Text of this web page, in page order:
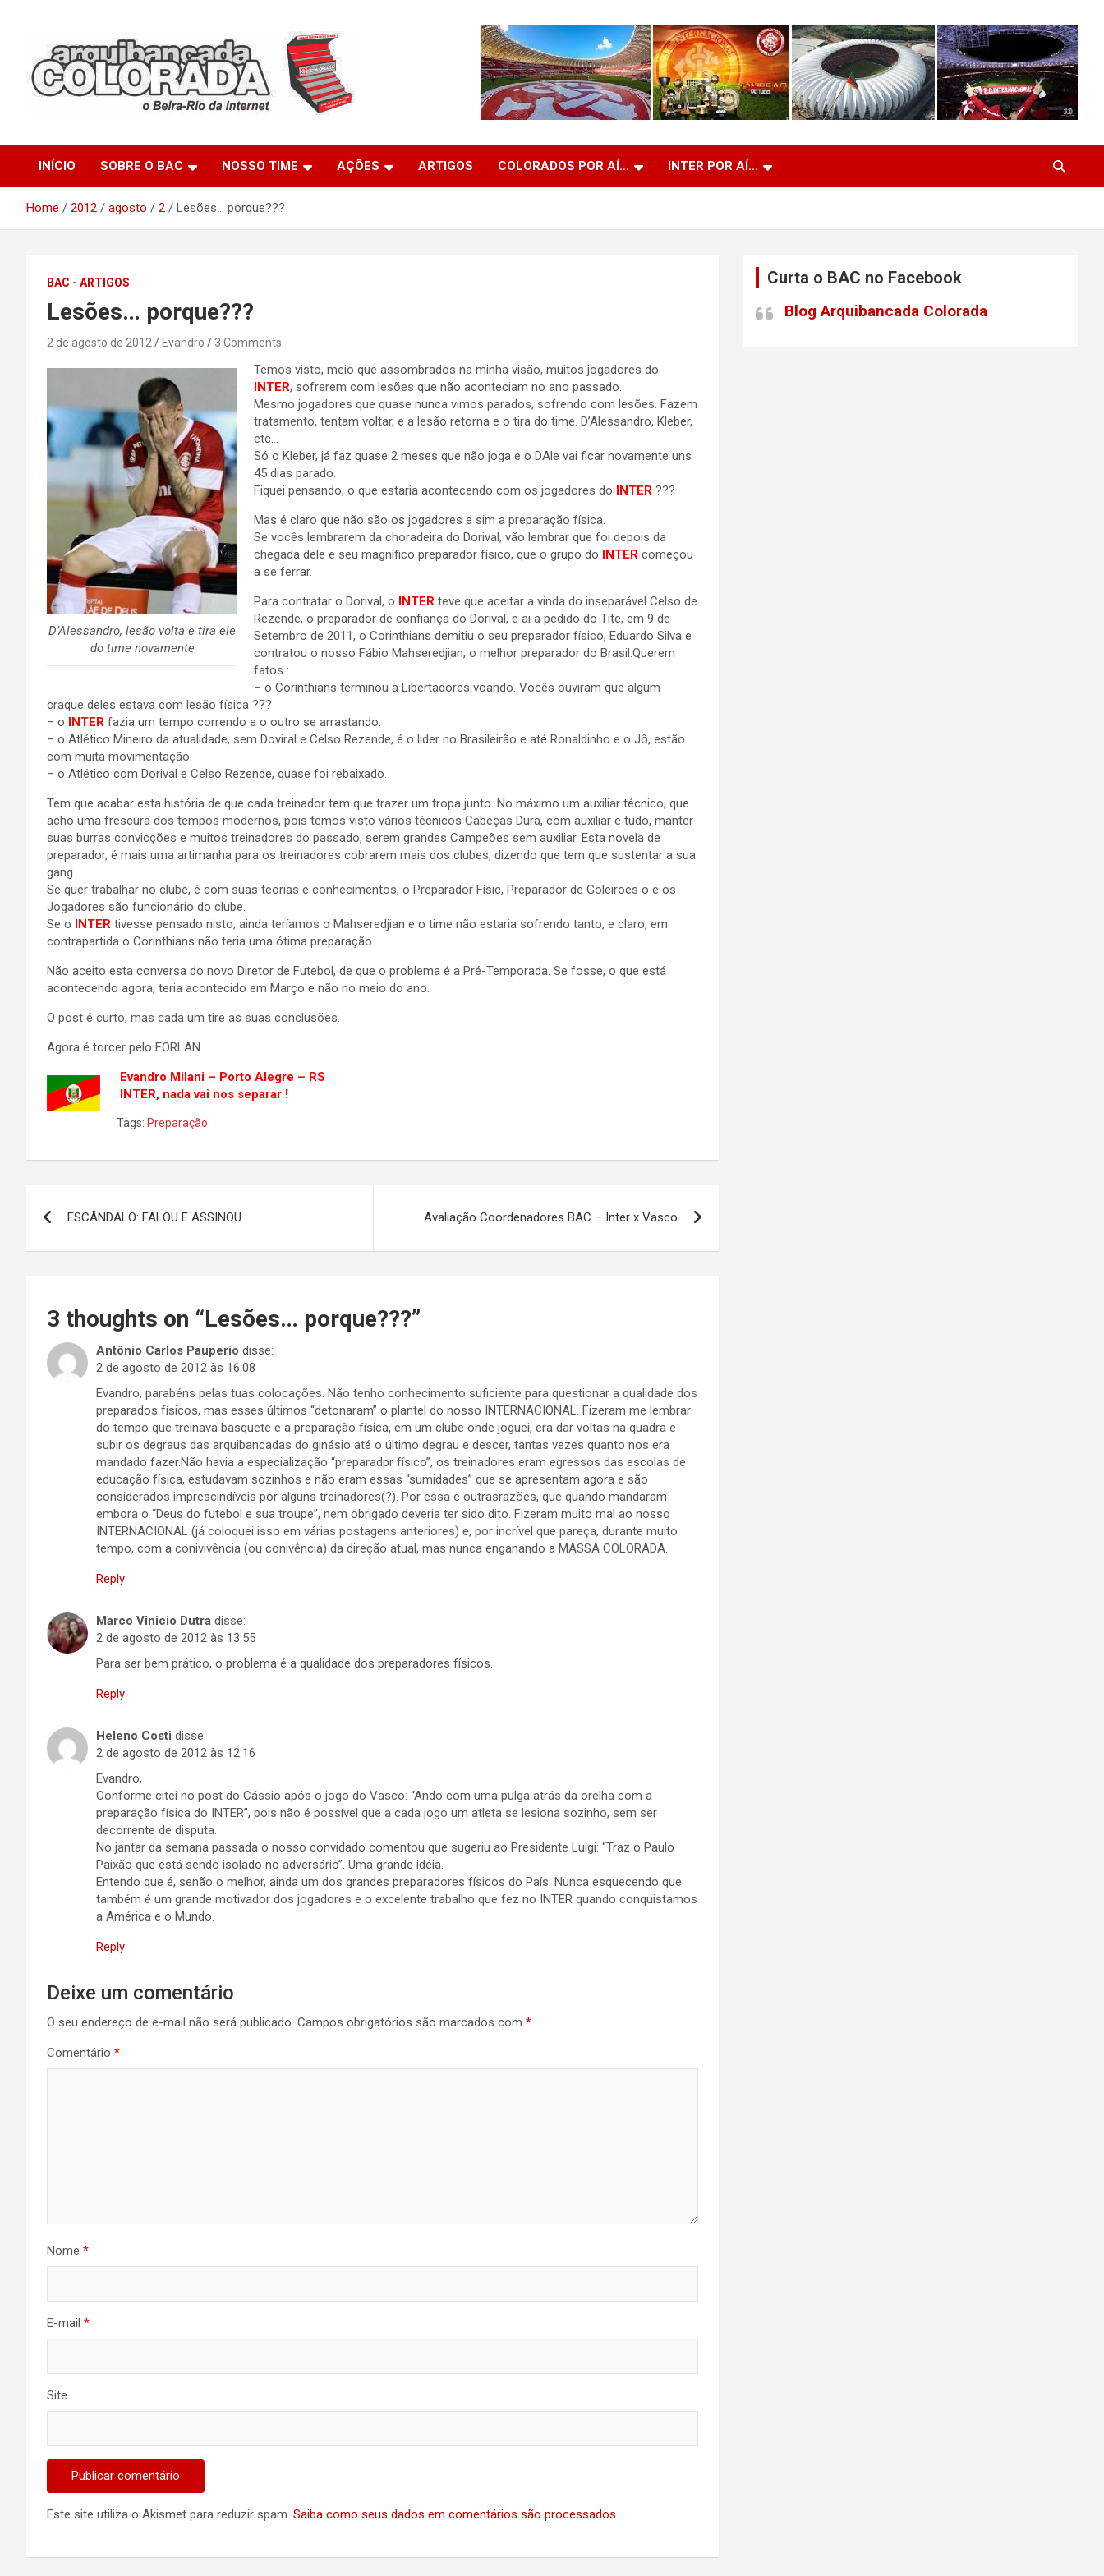
Arquibancada Colorada
INÍCIO SOBRE O BAC NOSSO TIME AÇÕES ARTIGOS COLORADOS POR AÍ… INTER POR AÍ…
Home 2012 agosto 2 Lesões… porque???
BAC - ARTIGOS
Lesões… porque???
2 de agosto de 2012 Evandro 3 Comments
D’Alessandro, lesão volta e tira ele
do time novamente
Temos visto, meio que assombrados na minha visão, muitos jogadores do
INTER, sofrerem com lesões que não aconteciam no ano passado.
Mesmo jogadores que quase nunca vimos parados, sofrendo com lesões. Fazem
tratamento, tentam voltar, e a lesão retorna e o tira do time. D’Alessandro, Kleber,
etc…
Só o Kleber, já faz quase 2 meses que não joga e o DAle vai ficar novamente uns
45 dias parado.
Fiquei pensando, o que estaria acontecendo com os jogadores do INTER ???
Mas é claro que não são os jogadores e sim a preparação física.
Se vocês lembrarem da choradeira do Dorival, vão lembrar que foi depois da
chegada dele e seu magnífico preparador físico, que o grupo do INTER começou
a se ferrar.
Para contratar o Dorival, o INTER teve que aceitar a vinda do inseparável Celso de
Rezende, o preparador de confiança do Dorival, e ai a pedido do Tite, em 9 de
Setembro de 2011, o Corinthians demitiu o seu preparador físico, Eduardo Silva e
contratou o nosso Fábio Mahseredjian, o melhor preparador do Brasil.Querem
fatos :
– o Corinthians terminou a Libertadores voando. Vocês ouviram que algum
craque deles estava com lesão física ???
– o INTER fazia um tempo correndo e o outro se arrastando.
– o Atlético Mineiro da atualidade, sem Doviral e Celso Rezende, é o lider no Brasileirão e até Ronaldinho e o Jô, estão
com muita movimentação.
– o Atlético com Dorival e Celso Rezende, quase foi rebaixado.
Tem que acabar esta história de que cada treinador tem que trazer um tropa junto. No máximo um auxiliar técnico, que
acho uma frescura dos tempos modernos, pois temos visto vários técnicos Cabeças Dura, com auxiliar e tudo, manter
suas burras convicções e muitos treinadores do passado, serem grandes Campeões sem auxiliar. Esta novela de
preparador, é mais uma artimanha para os treinadores cobrarem mais dos clubes, dizendo que tem que sustentar a sua
gang.
Se quer trabalhar no clube, é com suas teorias e conhecimentos, o Preparador Físic, Preparador de Goleiroes o e os
Jogadores são funcionário do clube.
Se o INTER tivesse pensado nisto, ainda teríamos o Mahseredjian e o time não estaria sofrendo tanto, e claro, em
contrapartida o Corinthians não teria uma ótima preparação.
Não aceito esta conversa do novo Diretor de Futebol, de que o problema é a Pré-Temporada. Se fosse, o que está
acontecendo agora, teria acontecido em Março e não no meio do ano.
O post é curto, mas cada um tire as suas conclusões.
Agora é torcer pelo FORLAN.
Evandro Milani – Porto Alegre – RS
INTER, nada vai nos separar !
Tags: Preparação
de
ESCÂNDALO: FALOU E ASSINOU Avaliação Coordenadores BAC – Inter x Vasco
3 thoughts on “Lesões… porque???”
Antônio Carlos Pauperio disse:
2 de agosto de 2012 às 16:08
Evandro, parabéns pelas tuas colocações. Não tenho conhecimento suficiente para questionar a qualidade dos
preparados físicos, mas esses últimos “detonaram” o plantel do nosso INTERNACIONAL. Fizeram me lembrar
do tempo que treinava basquete e a preparação física, em um clube onde joguei, era dar voltas na quadra e
subir os degraus das arquibancadas do ginásio até o último degrau e descer, tantas vezes quanto nos era
mandado fazer.Não havia a especialização “preparadpr físico”, os treinadores eram egressos das escolas de
educação física, estudavam sozinhos e não eram essas “sumidades” que se apresentam agora e são
considerados imprescindíveis por alguns treinadores(?). Por essa e outrasrazões, que quando mandaram
embora o “Deus do futebol e sua troupe”, nem obrigado deveria ter sido dito. Fizeram muito mal ao nosso
INTERNACIONAL (já coloquei isso em várias postagens anteriores) e, por incrível que pareça, durante muito
tempo, com a conivivência (ou conivência) da direção atual, mas nunca enganando a MASSA COLORADA.
Reply
Marco Vinicio Dutra disse:
2 de agosto de 2012 às 13:55
Para ser bem prático, o problema é a qualidade dos preparadores físicos.
Reply
Heleno Costi disse:
2 de agosto de 2012 às 12:16
Evandro,
Conforme citei no post do Cássio após o jogo do Vasco: “Ando com uma pulga atrás da orelha com a
preparação física do INTER”, pois não é possível que a cada jogo um atleta se lesiona sozinho, sem ser
decorrente de disputa.
No jantar da semana passada o nosso convidado comentou que sugeriu ao Presidente Luigi: “Traz o Paulo
Paixão que está sendo isolado no adversário”. Uma grande idéia.
Entendo que é, senão o melhor, ainda um dos grandes preparadores físicos do País. Nunca esquecendo que
também é um grande motivador dos jogadores e o excelente trabalho que fez no INTER quando conquistamos
a América e o Mundo.
Reply
Deixe um comentário
O seu endereço de e-mail não será publicado. Campos obrigatórios são marcados com *
Comentário *
Nome *
E-mail *
Site
Este site utiliza o Akismet para reduzir spam. Saiba como seus dados em comentários são processados.
Curta o BAC no Facebook
Blog Arquibancada Colorada